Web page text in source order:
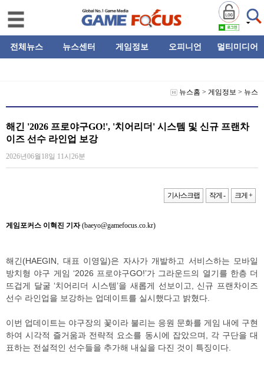
전체뉴스 뉴스센터 게임정보 오피니언 멀티미디어
뉴스홈 > 게임정보 > 뉴스
해긴 '2026 프로야구GO!', '치어리더' 시스템 및 신규 프랜차
이즈 선수 라인업 보강
2026년06월18일 11시26분
기사스크랩 작게 - 크게 +
게임포커스 이혁진 기자(baeyo@gamefocus.co.kr)
해긴(HAEGIN, 대표 이영일)은 자사가 개발하고 서비스하는 모바일
방치형 야구 게임 ‘2026 프로야구GO!’가 그라운드의 열기를 한층 더
뜨겁게 달굴 ‘치어리더 시스템’을 새롭게 선보이고, 신규 프랜차이즈
선수 라인업을 보강하는 업데이트를 실시했다고 밝혔다.
이번 업데이트는 야구장의 꽃이라 불리는 응원 문화를 게임 내에 구현
하여 시각적 즐거움과 전략적 요소를 동시에 잡았으며, 각 구단을 대
표하는 전설적인 선수들을 추가해 내실을 다진 것이 특징이다.